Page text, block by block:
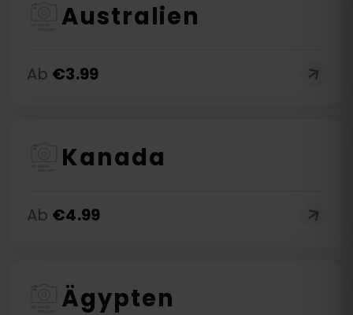
Australien
Ab €3.99
Kanada
Ab €4.99
Ägypten